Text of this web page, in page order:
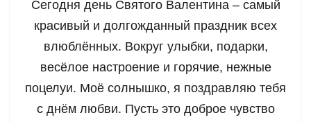
Сегодня день Святого Валентина – самый
красивый и долгожданный праздник всех
влюблённых. Вокруг улыбки, подарки,
весёлое настроение и горячие, нежные
поцелуи. Моё солнышко, я поздравляю тебя
с днём любви. Пусть это доброе чувство